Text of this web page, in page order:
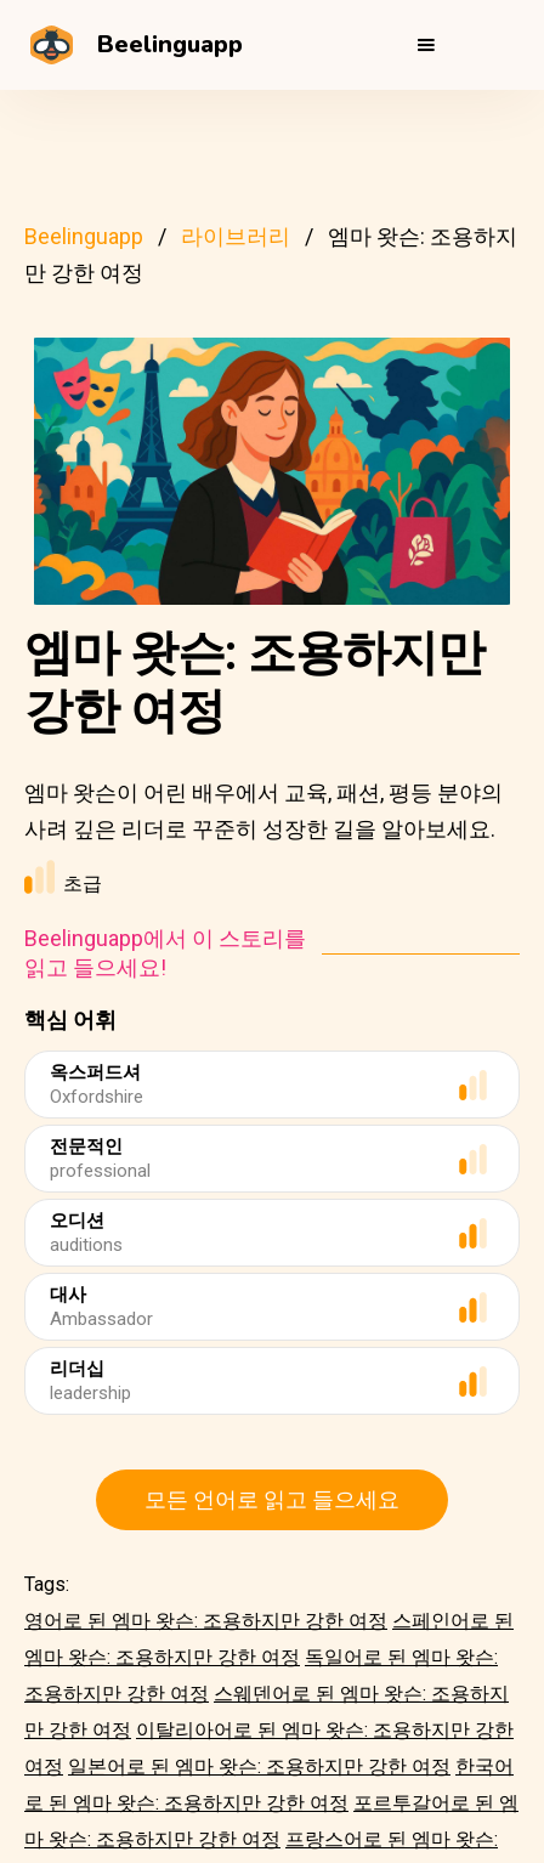
Beelinguapp
Beelinguapp 라이브러리
엠마 왓슨: 조용하지
만 강한 여정
핵심 어휘
옥스퍼드셔
Oxfordshire
전문적인
professional
오디션
auditions
대사
Ambassador
리더십
leadership
엠마 왓슨: 조용하지만
강한 여정
엠마 왓슨이 어린 배우에서 교육, 패션, 평등 분야의
사려 깊은 리더로 꾸준히 성장한 길을 알아보세요.
초급
Beelinguapp에서 이 스토리를
읽고 들으세요!
모든 언어로 읽고 들으세요
Tags:
영어로 된 엠마 왓슨: 조용하지만 강한 여정 스페인어로 된
엠마 왓슨: 조용하지만 강한 여정 독일어로 된 엠마 왓슨:
조용하지만 강한 여정 스웨덴어로 된 엠마 왓슨: 조용하지
만 강한 여정 이탈리아어로 된 엠마 왓슨: 조용하지만 강한
여정 일본어로 된 엠마 왓슨: 조용하지만 강한 여정 한국어
로 된 엠마 왓슨: 조용하지만 강한 여정 포르투갈어로 된 엠
마 왓슨: 조용하지만 강한 여정 프랑스어로 된 엠마 왓슨: